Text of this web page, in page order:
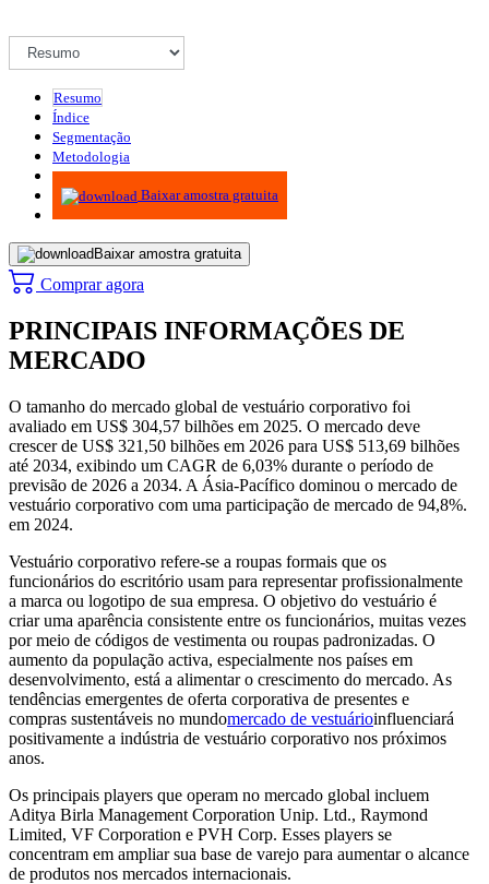
Resumo
Índice
Segmentação
Metodologia
Infográficos
Baixar amostra gratuita
Baixar amostra gratuita
Comprar agora
PRINCIPAIS INFORMAÇÕES DE
MERCADO
O tamanho do mercado global de vestuário corporativo foi
avaliado em US$ 304,57 bilhões em 2025. O mercado deve
crescer de US$ 321,50 bilhões em 2026 para US$ 513,69 bilhões
até 2034, exibindo um CAGR de 6,03% durante o período de
previsão de 2026 a 2034. A Ásia-Pacífico dominou o mercado de
vestuário corporativo com uma participação de mercado de 94,8%.
em 2024.
Vestuário corporativo refere-se a roupas formais que os
funcionários do escritório usam para representar profissionalmente
a marca ou logotipo de sua empresa. O objetivo do vestuário é
criar uma aparência consistente entre os funcionários, muitas vezes
por meio de códigos de vestimenta ou roupas padronizadas. O
aumento da população activa, especialmente nos países em
desenvolvimento, está a alimentar o crescimento do mercado. As
tendências emergentes de oferta corporativa de presentes e
compras sustentáveis ​​no mundomercado de vestuárioinfluenciará
positivamente a indústria de vestuário corporativo nos próximos
anos.
Os principais players que operam no mercado global incluem
Aditya Birla Management Corporation Unip. Ltd., Raymond
Limited, VF Corporation e PVH Corp. Esses players se
concentram em ampliar sua base de varejo para aumentar o alcance
de produtos nos mercados internacionais.